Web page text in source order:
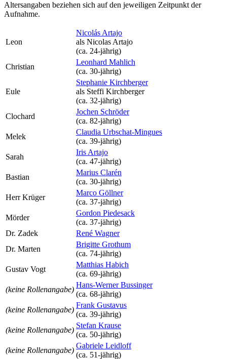
Altersangaben beziehen sich auf den jeweiligen Zeitpunkt der
Aufnahme.
Leon
Nicolás Artajo
als Nicolas Artajo
(ca. 24‑jährig)
Christian
Leonhard Mahlich
(ca. 30‑jährig)
Eule
Stephanie Kirchberger
als Steffi Kirchberger
(ca. 32‑jährig)
Clochard
Jochen Schröder
(ca. 82‑jährig)
Melek
Claudia Urbschat-Mingues
(ca. 39‑jährig)
Sarah
Iris Artajo
(ca. 47‑jährig)
Bastian
Marius Clarén
(ca. 30‑jährig)
Herr Krüger
Marco Göllner
(ca. 37‑jährig)
Mörder
Gordon Piedesack
(ca. 37‑jährig)
Dr. Zadek
René Wagner
Dr. Marten
Brigitte Grothum
(ca. 74‑jährig)
Gustav Vogt
Matthias Habich
(ca. 69‑jährig)
(keine Rollenangabe)
Hans-Werner Bussinger
(ca. 68‑jährig)
(keine Rollenangabe)
Frank Gustavus
(ca. 39‑jährig)
(keine Rollenangabe)
Stefan Krause
(ca. 50‑jährig)
(keine Rollenangabe)
Gabriele Leidloff
(ca. 51‑jährig)